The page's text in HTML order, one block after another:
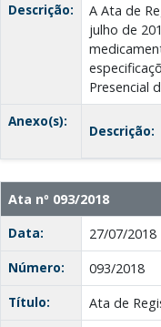
Descrição:
A Ata de
julho de
Presencial
Anexo(s):
Descrição:
Ata nº 093/2018
Data:
27/07/2018
Número:
093/2018
Título:
Ata de